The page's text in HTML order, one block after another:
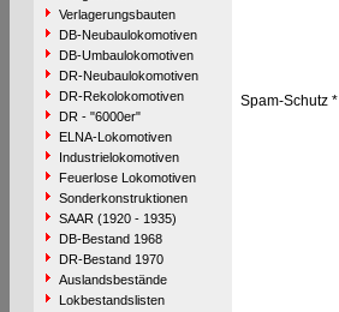
Verlagerungsbauten
DB-Neubaulokomotiven
DB-Umbaulokomotiven
DR-Neubaulokomotiven
DR-Rekolokomotiven
DR - "6000er"
ELNA-Lokomotiven
Industrielokomotiven
Feuerlose Lokomotiven
Sonderkonstruktionen
SAAR (1920 - 1935)
DB-Bestand 1968
DR-Bestand 1970
Auslandsbestände
Lokbestandslisten
Spam-Schutz *